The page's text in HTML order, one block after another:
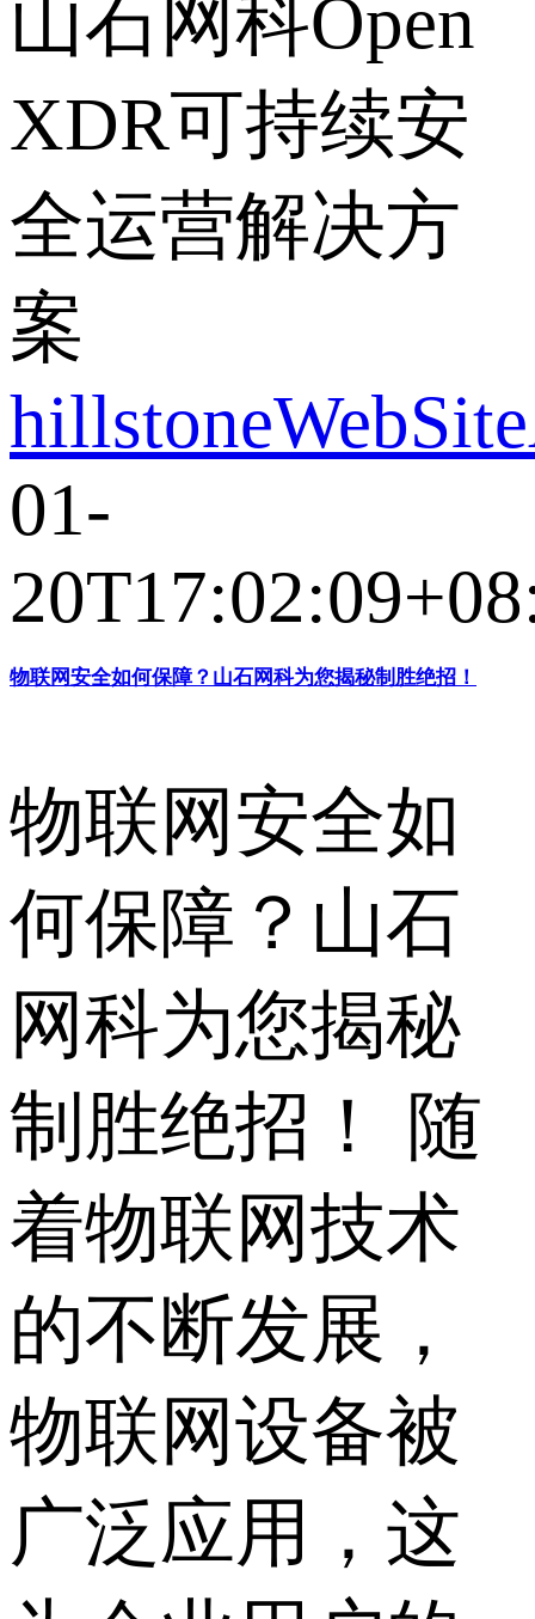
山石网科Open
XDR可持续安
全运营解决方
案
01-
物联网安全如何保障？山石网科为您揭秘制胜绝招！
物联网安全如
何保障？山石
网科为您揭秘
制胜绝招！ 随
着物联网技术
的不断发展，
物联网设备被
广泛应用，这